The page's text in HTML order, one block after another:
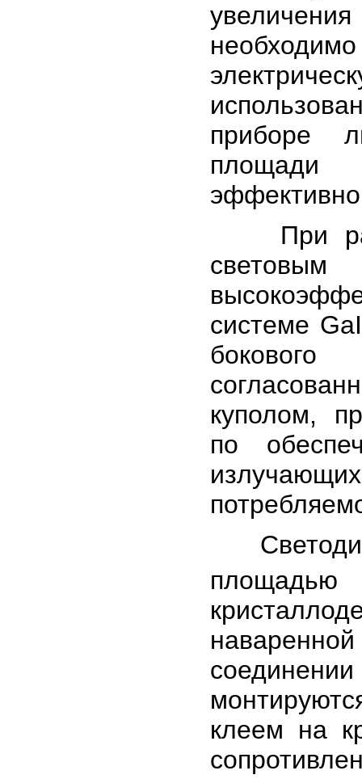
приборе
площади
При
системе
бокового
куполом,
по
клеем на